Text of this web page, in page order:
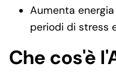
Aumenta
periodi di stress
Che cos'è